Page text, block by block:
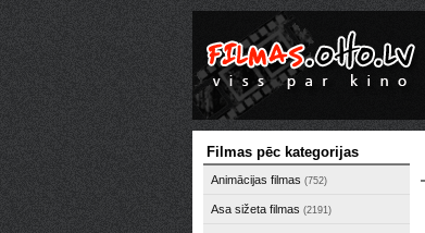
Filmas pēc kategorijas
Animācijas filmas (752)
Asa sižeta filmas (2191)